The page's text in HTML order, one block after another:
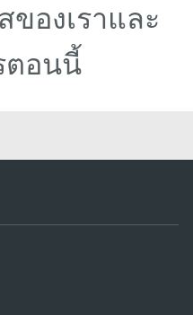
องเราและ
ตอนนี้